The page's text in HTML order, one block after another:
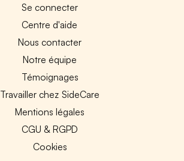
Se connecter
Centre d'aide
Nous contacter
Notre équipe
Témoignages
Travailler chez SideCare
Mentions légales
CGU & RGPD
Cookies